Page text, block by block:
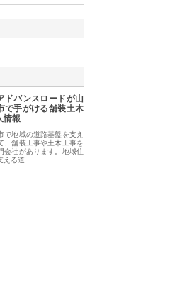
ドバンスロードが山
で手がける舗装土木
情報
で地域の道路基盤を支え
、舗装工事や土木工事を
会社があります。地域住
える道…